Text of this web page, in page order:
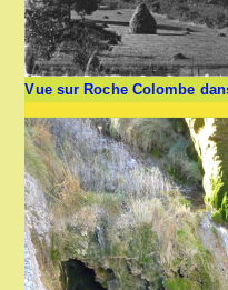
Vue sur Roche Colombe